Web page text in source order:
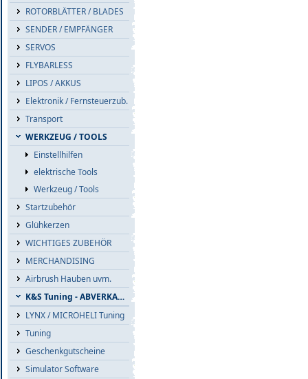
ROTORBLÄTTER / BLADES
SENDER / EMPFÄNGER
SERVOS
FLYBARLESS
LIPOS / AKKUS
Elektronik / Fernsteuerzub.
Transport
WERKZEUG / TOOLS
Einstellhilfen
elektrische Tools
Werkzeug / Tools
Startzubehör
Glühkerzen
WICHTIGES ZUBEHÖR
MERCHANDISING
Airbrush Hauben uvm.
K&S Tuning - ABVERKAUF
LYNX / MICROHELI Tuning
Tuning
Geschenkgutscheine
Simulator Software